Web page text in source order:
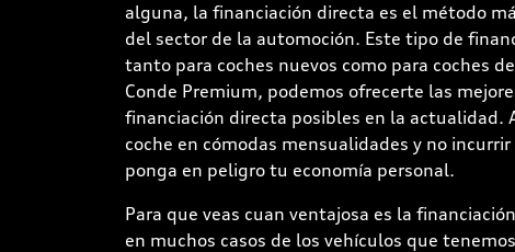
alguna, la financiación directa es el método
del sector de la automoción. Este tipo de
tanto para coches nuevos como para coches
Conde Premium, podemos ofrecerte las
financiación directa posibles en la actualidad.
coche en cómodas mensualidades y no
ponga en peligro tu economía personal.
Para que veas cuan ventajosa es la
en muchos casos de los vehículos que